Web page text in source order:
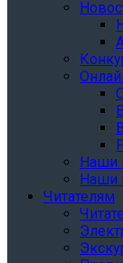
Наши
Наши
Читателям